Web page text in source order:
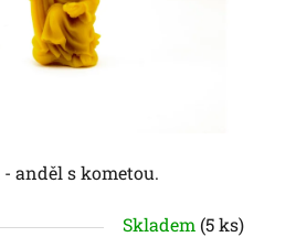
anděl s kometou.
Skladem (5 ks)